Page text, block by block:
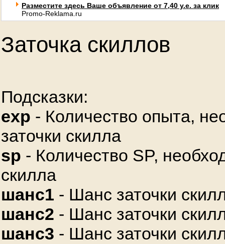
Разместите здесь Ваше объявление от 7,40 у.е. за клик
Promo-Reklama.ru
Заточка скиллов
Подсказки:
exp - Количество опыта,
заточки скилла
sp - Количество SP,
скилла
шанс1 - Шанс заточки
шанс2 - Шанс заточки
шанс3 - Шанс заточки